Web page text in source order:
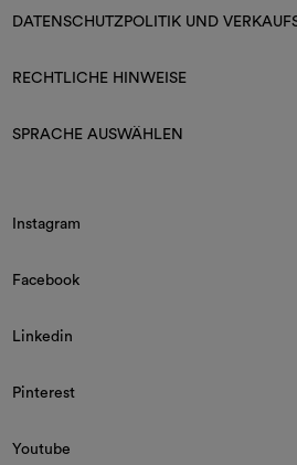
DATENSCHUTZPOLITIK UND
RECHTLICHE HINWEISE
SPRACHE AUSWÄHLEN
Instagram
Facebook
Linkedin
Pinterest
Youtube